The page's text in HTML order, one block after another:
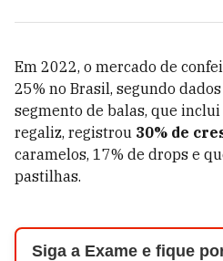
Em 2022, o mercado de
25% no Brasil, segundo
segmento de balas, que
regaliz, registrou 30% de
caramelos, 17% de drops e
pastilhas.
Siga a Exame e fique